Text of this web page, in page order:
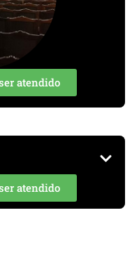
atendido
atendido